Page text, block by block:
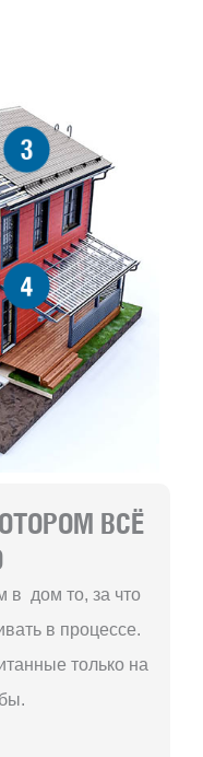
3
4
ВСЁ
в дом то, за что
в процессе.
только на